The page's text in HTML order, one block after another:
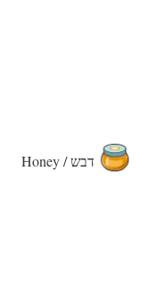
דבש / Honey